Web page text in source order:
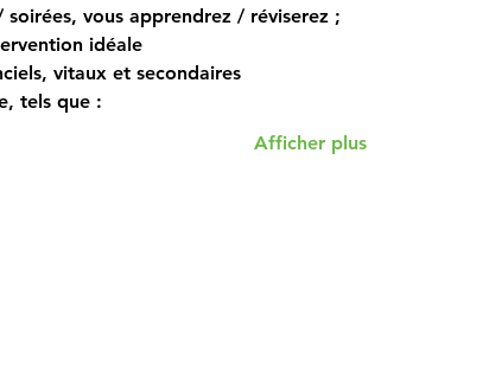
soirées, vous apprendrez / réviserez ;
idéale
vitaux et secondaires
tels que :
Afficher plus